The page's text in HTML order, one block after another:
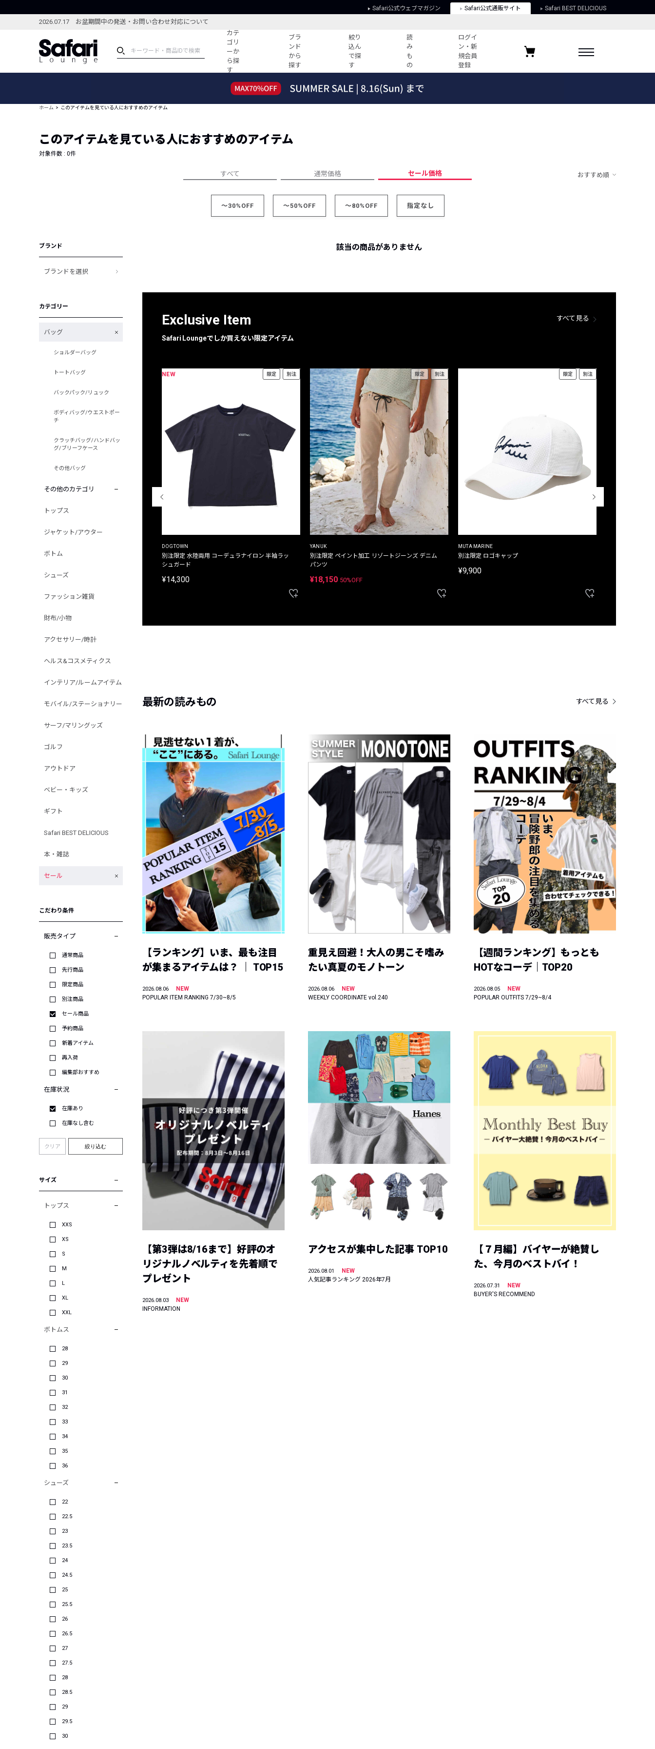
Safari公式ウェブマガジン Safari公式通販サイト Safari BEST DELICIOUS
2026.07.17 お盆期間中の発送・お問い合わせ対応について
カテ
ゴリ
ーか
ら探
す
ブラ
ンド
から
探す
絞り
込ん
で探
す
読
み
も
の
ログイ
ン・新
規会員
登録
ブランドから探す
新着アイテム
編集部のおすすめアイテム
特集記事
コーディネート
すべての記事
ーデ紹介
人気記事ランキング
ウィークリーコーデ
プライバシーポリシー
お気に入りブランド
ホーム このアイテムを見ている人におすすめのアイテム
このアイテムを見ている人におすすめのアイテム
対象件数 : 0件
すべて 通常価格 セール価格 おすすめ順
～30%OFF ～50%OFF ～80%OFF 指定なし
ブランド
ブランドを選択
カテゴリー
バッグ
ショルダーバッグ
トートバッグ
バックパック/リュック
ボディバッグ/ウエストポー
チ
クラッチバッグ/ハンドバッ
グ/ブリーフケース
その他バッグ
その他のカテゴリ
トップス
ジャケット/アウター
ボトム
シューズ
ファッション雑貨
財布/小物
アクセサリー/時計
ヘルス&コスメティクス
インテリア/ルームアイテム
モバイル/ステーショナリー
サーフ/マリングッズ
ゴルフ
アウトドア
ベビー・キッズ
ギフト
Safari BEST DELICIOUS
本・雑誌
セール
こだわり条件
販売タイプ
通常商品
先行商品
限定商品
別注商品
セール商品
予約商品
新着アイテム
再入荷
編集部おすすめ
在庫状況
在庫あり
在庫なし含む
クリア 絞り込む
サイズ
トップス
XXS
XS
S
M
L
XL
XXL
ボトムス
28
29
30
31
32
33
34
35
36
シューズ
22
22.5
23
23.5
24
24.5
25
25.5
26
26.5
27
27.5
28
28.5
29
29.5
30
該当の商品がありません
Exclusive Item
Safari Loungeでしか買えない限定アイテム
すべて見る
別注限定 ピグメントダイ バックプリント サーフ
NEW 限定 別注
DOGTOWN
別注限定 水陸両用 コーデュラナイロン 半袖ラッ
シュガード
¥14,300
限定 別注
YANUK
別注限定 ペイント加工 リゾートジーンズ デニム
パンツ
¥18,150 50%OFF
限定 別注
MUTA MARINE
別注限定 ロゴキャップ
¥9,900
最新の読みもの すべて見る
【ランキング】いま、最も注目
が集まるアイテムは？ ｜ TOP15
2026.08.06
NEW
POPULAR ITEM RANKING 7/30~8/5
重見え回避！大人の男こそ嗜み
たい真夏のモノトーン
2026.08.06
NEW
WEEKLY COORDINATE vol.240
【週間ランキング】もっとも
HOTなコーデ｜TOP20
2026.08.05
NEW
POPULAR OUTFITS 7/29~8/4
【第3弾は8/16まで】好評のオ
リジナルノベルティを先着順で
プレゼント
2026.08.03
NEW
INFORMATION
アクセスが集中した記事 TOP10
2026.08.01
NEW
人気記事ランキング 2026年7月
【７月編】バイヤーが絶賛し
た、今月のベストバイ！
2026.07.31
NEW
BUYER'S RECOMMEND